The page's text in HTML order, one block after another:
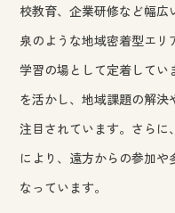
校教育、企業研修など幅
泉のような地域密着型エ
学習の場として定着して
を活かし、地域課題の解決
注目されています。さらに
により、遠方からの参加
なっています。